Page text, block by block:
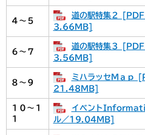
４～５
道の駅特集２ [PDF
3.66MB]
６～７
道の駅特集３ [PDF
3.56MB]
８～９
ミハラッセＭａｐ
21.48MB]
１０～１
１
イベント
ル／19.04MB]